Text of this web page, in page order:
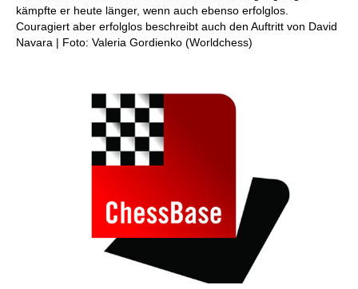
kämpfte er heute länger, wenn auch ebenso erfolglos.
Couragiert aber erfolglos beschreibt auch den Auftritt von David
Navara | Foto: Valeria Gordienko (Worldchess)